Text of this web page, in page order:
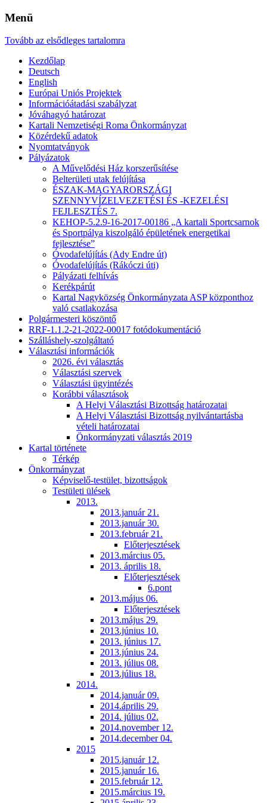
Menü
Tovább az elsődleges tartalomra
Kezdőlap
Deutsch
English
Európai Uniós Projektek
Információátadási szabályzat
Jóváhagyó határozat
Kartali Nemzetiségi Roma Önkormányzat
Közérdekű adatok
Nyomtatványok
Pályázatok
A Művelődési Ház korszerűsítése
Belterületi utak felújítása
ÉSZAK-MAGYARORSZÁGI
SZENNYVÍZELVEZETÉSI ÉS -KEZELÉSI
FEJLESZTÉS 7.
KEHOP-5.2.9-16-2017-00186 „A kartali Sportcsarnok
és Sportpálya kiszolgáló épületének energetikai
fejlesztése”
Óvodafelújítás (Ady Endre út)
Óvodafelújítás (Rákóczi úti)
Pályázati felhívás
Kerékpárút
Kartal Nagyközség Önkormányzata ASP központhoz
való csatlakozása
Polgármesteri köszöntő
RRF-1.1.2-21-2022-00017 fotódokumentáció
Szálláshely-szolgáltató
Választási információk
2026. évi választás
Választási szervek
Választási ügyintézés
Korábbi választások
A Helyi Választási Bizottság határozatai
A Helyi Választási Bizottság nyilvántartásba
vételi határozatai
Önkormányzati választás 2019
Kartal története
Térkép
Önkormányzat
Képviselő-testület, bizottságok
Testületi ülések
2013.
2013.január 21.
2013.január 30.
2013.február 21.
Előterjesztések
2013.március 05.
2013. április 18.
Előterjesztések
6.pont
2013.május 06.
Előterjesztések
2013.május 29.
2013.június 10.
2013. június 17.
2013.június 24.
2013. július 08.
2013.július 18.
2014.
2014.január 09.
2014.április 29.
2014. július 02.
2014.november 12.
2014.december 04.
2015
2015.január 12.
2015.január 16.
2015.február 12.
2015.március 19.